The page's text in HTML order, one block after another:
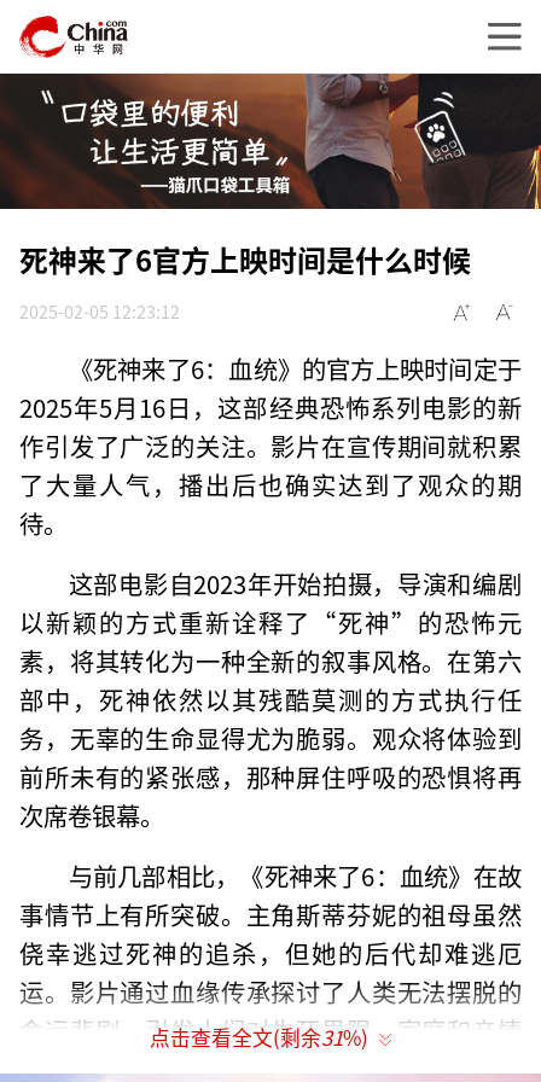
死神来了6官方上映时间是什么时候
2025-02-05 12:23:12
《死神来了6：血统》的官方上映时间定于
2025年5月16日，这部经典恐怖系列电影的新
作引发了广泛的关注。影片在宣传期间就积累
了大量人气，播出后也确实达到了观众的期
待。
这部电影自2023年开始拍摄，导演和编剧
以新颖的方式重新诠释了“死神”的恐怖元
素，将其转化为一种全新的叙事风格。在第六
部中，死神依然以其残酷莫测的方式执行任
务，无辜的生命显得尤为脆弱。观众将体验到
前所未有的紧张感，那种屏住呼吸的恐惧将再
次席卷银幕。
与前几部相比，《死神来了6：血统》在故
事情节上有所突破。主角斯蒂芬妮的祖母虽然
侥幸逃过死神的追杀，但她的后代却难逃厄
运。影片通过血缘传承探讨了人类无法摆脱的
命运悲剧，引发人们对生死界限、家庭和亲情
的深思。一代代人的传承中，死神的阴影始终
点击查看全文(剩余31%)